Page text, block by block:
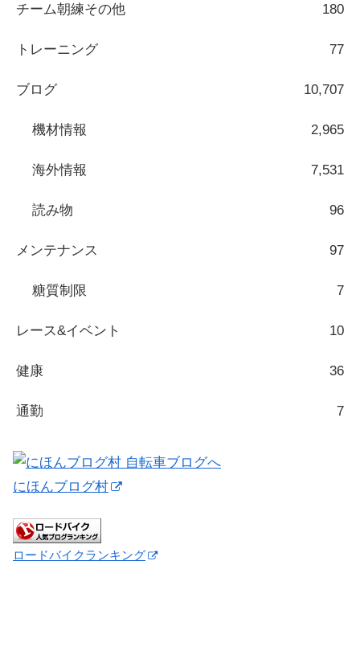
チーム朝練その他 180
トレーニング 77
ブログ 10,707
機材情報 2,965
海外情報 7,531
読み物 96
メンテナンス 97
糖質制限 7
レース&イベント 10
健康 36
通勤 7
にほんブログ村
ロードバイクランキング